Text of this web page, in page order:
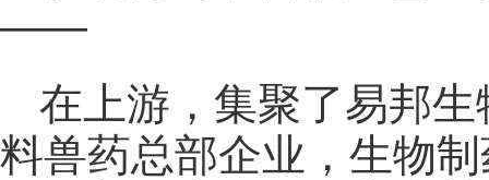
——
在上游，集聚了易邦
料兽药总部企业，生物